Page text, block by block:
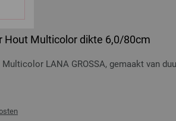
Hout Multicolor dikte 6,0/80cm
LANA GROSSA, gemaakt van